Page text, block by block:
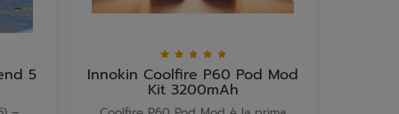
5 Innokin Coolfire P60 Pod Mod
Kit 3200mAh